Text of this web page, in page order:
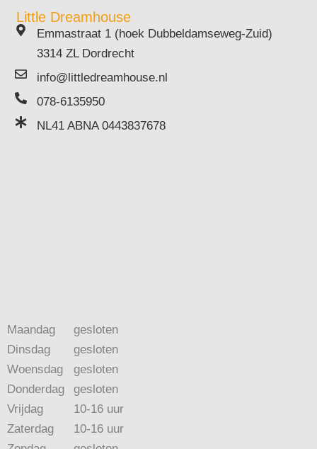
Little Dreamhouse
Emmastraat 1 (hoek Dubbeldamseweg-Zuid)
3314 ZL Dordrecht
info@littledreamhouse.nl
078-6135950
NL41 ABNA 0443837678
Maandag
Dinsdag
Woensdag
Donderdag
Vrijdag
Zaterdag
gesloten
gesloten
gesloten
gesloten
10-16 uur
10-16 uur